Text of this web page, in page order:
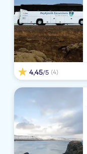
Centerhotel Klöpp,
Safnahúsið - The
Hverfisgata/
Snorris
Austurbær
Hotel Cabin,
Apartment K
Safnahúsið - The
Hverfisgata/
Apartment K
6, Safnahúsið - The
Hverfisgata/
4,45/5 (4)